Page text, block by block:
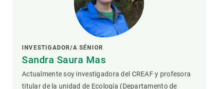
INVESTIGADOR/A SÉNIOR
Sandra Saura Mas
Actualmente soy investigadora del CREAF y profesora
titular de la unidad de Ecología (Departamento de